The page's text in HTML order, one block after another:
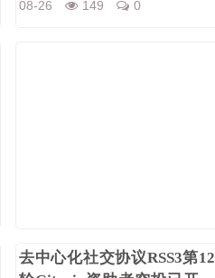
08-26 149 0
去中心化社交协议RSS3第12